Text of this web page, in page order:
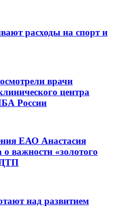
расходы на спорт и
врачи
центра
России
ЕАО Анастасия
важности «золотого
ДТП
над развитием